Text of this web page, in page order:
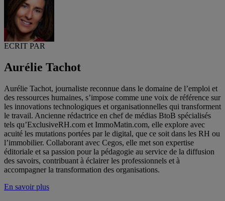
ECRIT PAR
Aurélie Tachot
Aurélie Tachot, journaliste reconnue dans le domaine de l’emploi et
des ressources humaines, s’impose comme une voix de référence sur
les innovations technologiques et organisationnelles qui transforment
le travail. Ancienne rédactrice en chef de médias BtoB spécialisés
tels qu’ExclusiveRH.com et ImmoMatin.com, elle explore avec
acuité les mutations portées par le digital, que ce soit dans les RH ou
l’immobilier. Collaborant avec Cegos, elle met son expertise
éditoriale et sa passion pour la pédagogie au service de la diffusion
des savoirs, contribuant à éclairer les professionnels et à
accompagner la transformation des organisations.
En savoir plus